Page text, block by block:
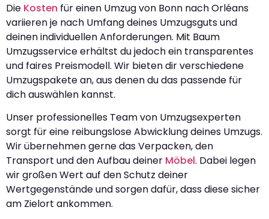
Die Kosten für einen Umzug von Bonn nach Orléans
variieren je nach Umfang deines Umzugsguts und
deinen individuellen Anforderungen. Mit Baum
Umzugsservice erhältst du jedoch ein transparentes
und faires Preismodell. Wir bieten dir verschiedene
Umzugspakete an, aus denen du das passende für
dich auswählen kannst.
Unser professionelles Team von Umzugsexperten
sorgt für eine reibungslose Abwicklung deines Umzugs.
Wir übernehmen gerne das Verpacken, den
Transport und den Aufbau deiner Möbel. Dabei legen
wir großen Wert auf den Schutz deiner
Wertgegenstände und sorgen dafür, dass diese sicher
am Zielort ankommen.